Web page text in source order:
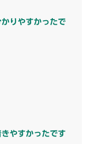
りやすかったで
やすかったです